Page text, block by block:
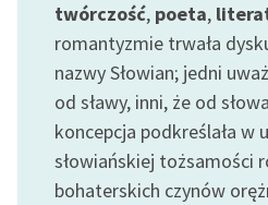
Ręce pełne poezji
Kolekcje edukacyjne
twórców przechodzących
do domeny publicznej,
lektur szkolnych oraz
Starego Testamentu
twórczość, poeta,
romantyzmie trwała
nazwy Słowian; jedni
od sławy, inni, że od
koncepcja podkreślała w
słowiańskiej tożsamości
bohaterskich czynów